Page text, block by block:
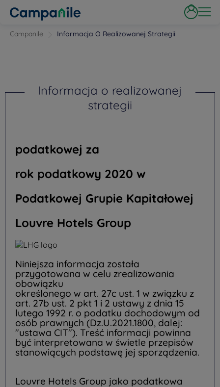
Campanile Informacja O Realizowanej Strategii
Informacja o realizowanej
strategii
podatkowej za
rok podatkowy 2020 w
Podatkowej Grupie Kapitałowej
Louvre Hotels Group
Niniejsza informacja została
przygotowana w celu zrealizowania
obowiązku
określonego w art. 27c ust. 1 w związku z
art. 27b ust. 2 pkt 1 i 2 ustawy z dnia 15
lutego 1992 r. o podatku dochodowym od
osób prawnych (Dz.U.2021.1800, dalej:
"ustawa CIT"). Treść informacji powinna
być interpretowana w świetle przepisów
stanowiących podstawę jej sporządzenia.
Louvre Hotels Group jako podatkowa